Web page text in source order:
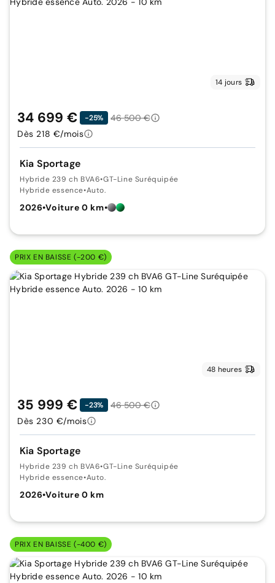
14 jours
Kia Sportage
Hybride 239 ch BVA6•GT-Line Suréquipée
Hybride essence•Auto.
2026•Voiture 0 km•
34 699 € -25%
46 500 €
Dès 218 €/mois
PRIX EN BAISSE (-200 €)
48 heures
Kia Sportage
Hybride 239 ch BVA6•GT-Line Suréquipée
Hybride essence•Auto.
2026•Voiture 0 km
35 999 € -23%
46 500 €
Dès 230 €/mois
PRIX EN BAISSE (-400 €)